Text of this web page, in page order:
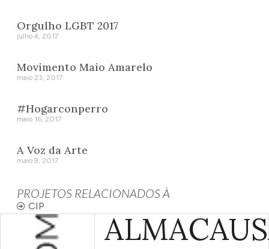
Orgulho LGBT 2017
julho 4, 2017
Movimento Maio Amarelo
maio 23, 2017
#Hogarconperro
maio 16, 2017
A Voz da Arte
maio 9, 2017
PROJETOS RELACIONADOS À
CIP
ALMA